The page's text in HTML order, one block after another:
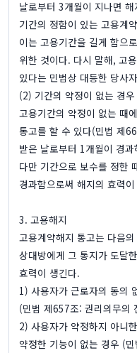
날로부터 3개월이 지나면
기간의 정함이 있는 고용계
이는 고용기간을 길게 함으
위한 것이다. 다시 말해, 고
있다는 민법상 대등한 당사
(2) 기간의 약정이 없는 경우
고용기간의 약정이 없는 때
통고를 할 수 있다(민법 제
받은 날로부터 1개월이 경
다만 기간으로 보수를 정한
경과함으로써 해지의 효력
3. 고용해지
고용계약해지 통고는 다음
상대방에게 그 통지가 도달
효력이 생긴다.
1) 사용자가 근로자의 동의
(민법 제657조: 권리의무의
2) 사용자가 약정하지 아니
약정한 기능이 없는 경우 (